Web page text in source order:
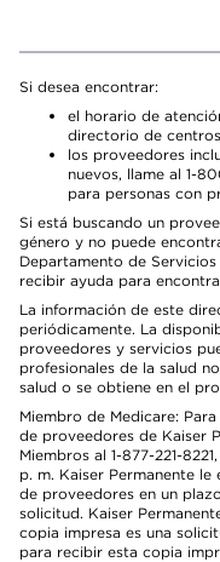
Si desea encontrar:
el horario de
directorio de
los proveedores
nuevos, llame al 1-
para personas con
Si está buscando un
género y no puede
Departamento de
recibir ayuda para
La información de este
periódicamente. La
proveedores y servicios
profesionales de la salud
salud o se obtiene en el
Miembro de Medicare:
de proveedores de Kaiser
Miembros al 1-877-221-
p. m. Kaiser Permanente
de proveedores en un
solicitud. Kaiser
copia impresa es una
para recibir esta copia